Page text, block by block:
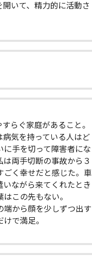
いて、精力的に活動さ
らぐ家庭があること。
気を持っている人はど
に手を切って障害者にな
両手切断の事故から３
ごく幸せだと感じた。車
ながら来てくれたとき
この先もない。
端から顔を少しずつ出す
で満足。